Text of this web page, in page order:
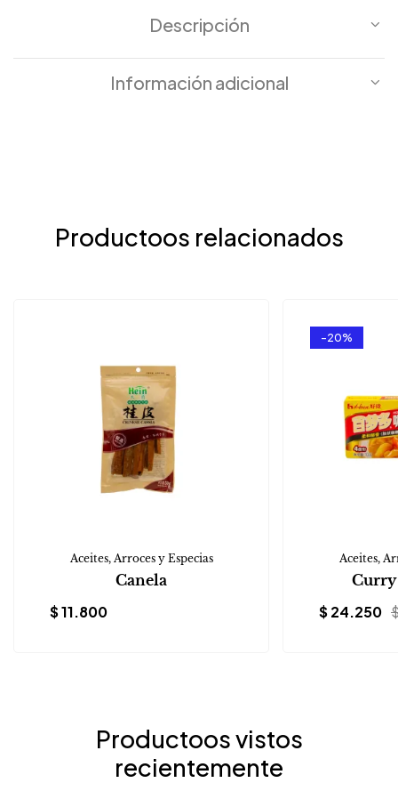
Descripción
Información adicional
Productoos relacionados
Aceites, Arroces y Especias
Canela
$11.800
-20%
Aceites,
Curry
$24.250
Productoos vistos
recientemente